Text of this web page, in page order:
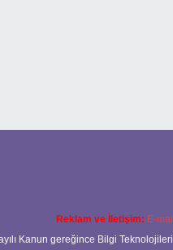
Reklam ve İletişim: E-
Kanun gereğince Bilgi